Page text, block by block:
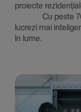
proiecte
Cu peste 70
lucrezi mai
în lume.